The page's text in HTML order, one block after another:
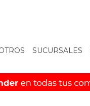
SUCURSALES